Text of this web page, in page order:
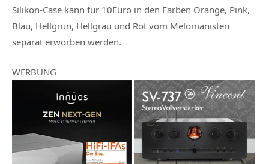
Silikon-Case kann für 10Euro in den Farben Orange, Pink,
Blau, Hellgrün, Hellgrau und Rot vom Melomanisten
separat erworben werden.
WERBUNG